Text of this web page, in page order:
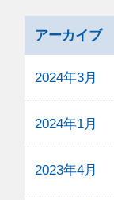
アーカイブ
2024年3月
2024年1月
2023年4月